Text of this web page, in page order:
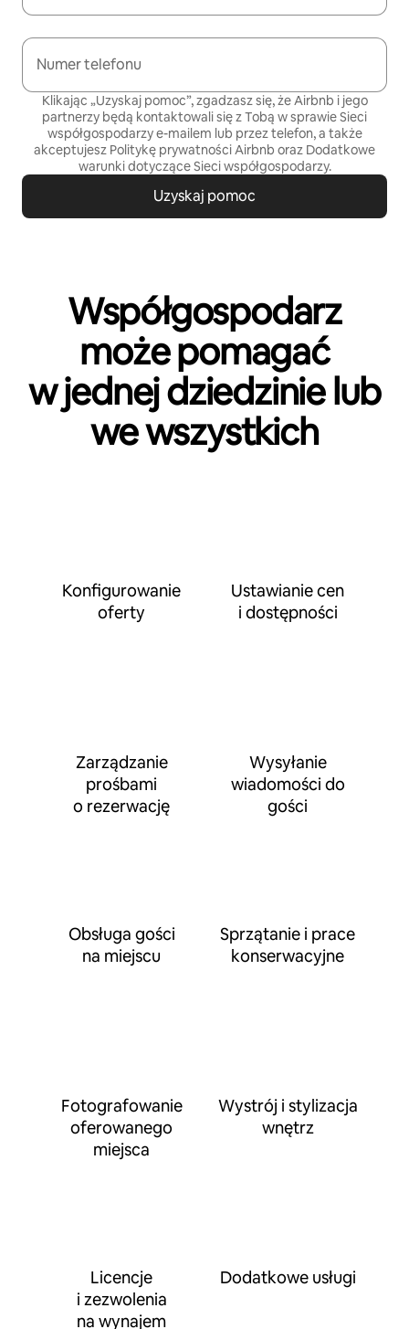
Numer telefonu
Klikając „Uzyskaj pomoc”, zgadzasz się, że Airbnb i jego
partnerzy będą kontaktowali się z Tobą w sprawie Sieci
współgospodarzy e-mailem lub przez telefon, a także
akceptujesz Politykę prywatnościAirbnb oraz Dodatkowe
warunki dotyczące Sieci współgospodarzy.
Uzyskaj pomoc
Współgospodarz
może pomagać
w jednej dziedzinie lub
we wszystkich
Konfigurowanie
oferty
Ustawianie cen
i dostępności
Zarządzanie
prośbami
o rezerwację
Wysyłanie
wiadomości do
gości
Obsługa gości
na miejscu
Sprzątanie i prace
konserwacyjne
Fotografowanie
oferowanego
miejsca
Wystrój i stylizacja
wnętrz
Licencje
i zezwolenia
na wynajem
Dodatkowe usługi